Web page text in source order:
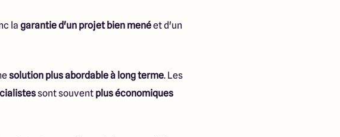
la garantie d'un projet bien menéet d'un
solution plus abordable à long terme. Les
sont souvent plus économiques